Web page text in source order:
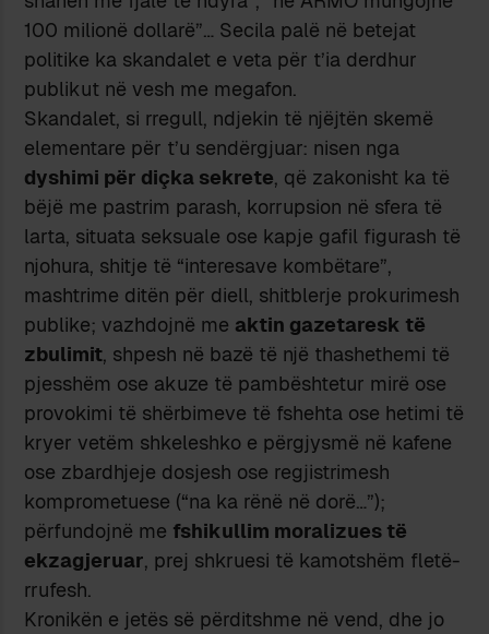
100 milionë dollarë”… Secila palë në betejat
politike ka skandalet e veta për t’ia derdhur
publikut në vesh me megafon.
Skandalet, si rregull, ndjekin të njëjtën skemë
elementare për t’u sendërgjuar: nisen nga
dyshimi për diçka sekrete, që zakonisht ka të
bëjë me pastrim parash, korrupsion në sfera të
larta, situata seksuale ose kapje gafil figurash të
njohura, shitje të “interesave kombëtare”,
mashtrime ditën për diell, shitblerje prokurimesh
publike; vazhdojnë me aktin gazetaresk të
zbulimit, shpesh në bazë të një thashethemi të
pjesshëm ose akuze të pambështetur mirë ose
provokimi të shërbimeve të fshehta ose hetimi të
kryer vetëm shkeleshko e përgjysmë në kafene
ose zbardhjeje dosjesh ose regjistrimesh
komprometuese (“na ka rënë në dorë…”);
përfundojnë me fshikullim moralizues të
ekzagjeruar, prej shkruesi të kamotshëm fletë-
rrufesh.
Kronikën e jetës së përditshme në vend, dhe jo